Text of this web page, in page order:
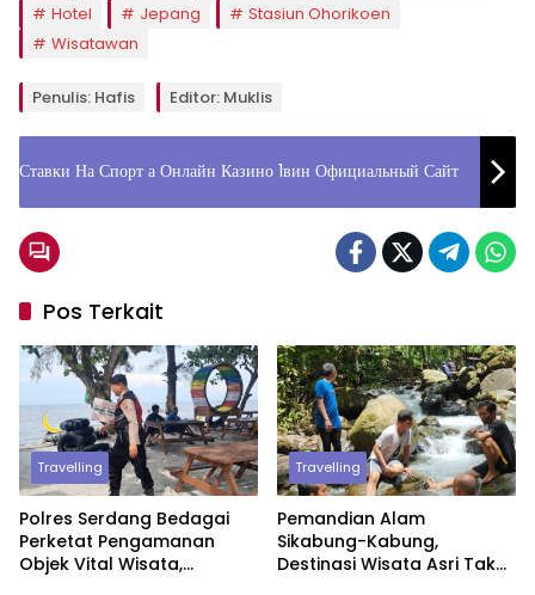
Hotel
Jepang
Stasiun Ohorikoen
Wisatawan
Penulis: Hafis Editor: Muklis
Ставки На Спорт а Онлайн Казино 1вин Официальный Сайт
Pos Terkait
Travelling
Polres Serdang Bedagai
Perketat Pengamanan
Objek Vital Wisata,
Travelling
Pemandian Alam
Sikabung-Kabung,
Destinasi Wisata Asri Tak